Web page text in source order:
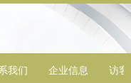
我们 企业信息 访客